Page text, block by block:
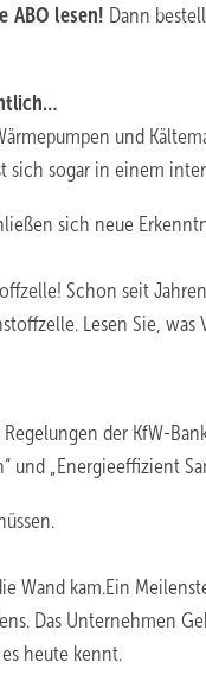
ABO lesen! Dann
und
sich sogar in einem
sich neue
Schon seit
Lesen Sie,
der KfW-
und „Energieeffizient
Wand kam.Ein
Das Unternehmen
heute kennt.